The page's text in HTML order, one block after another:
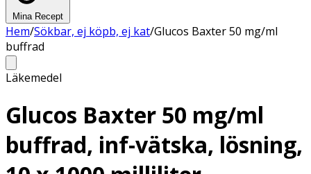
Mina Recept
Hem/Sökbar, ej köpb, ej kat/Glucos Baxter 50 mg/ml
buffrad
Läkemedel
Glucos Baxter 50 mg/ml
buffrad, inf-vätska, lösning,